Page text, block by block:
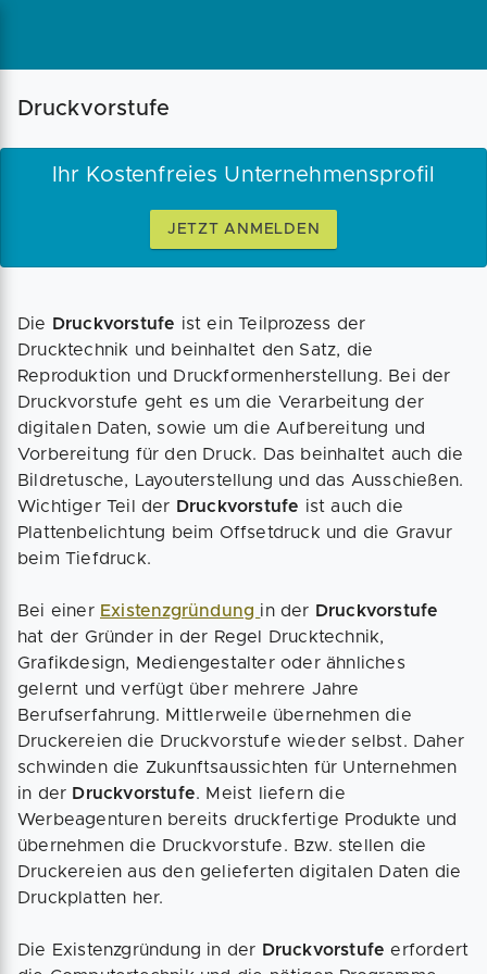
Magazin Businessplan Fördermittel
Druckvorstufe
Ihr Kostenfreies Unternehmensprofil
JETZT ANMELDEN
Die Druckvorstufe ist ein Teilprozess der
Drucktechnik und beinhaltet den Satz, die
Reproduktion und Druckformenherstellung. Bei der
Druckvorstufe geht es um die Verarbeitung der
digitalen Daten, sowie um die Aufbereitung und
Vorbereitung für den Druck. Das beinhaltet auch die
Bildretusche, Layouterstellung und das Ausschießen.
Wichtiger Teil der Druckvorstufe ist auch die
Plattenbelichtung beim Offsetdruck und die Gravur
beim Tiefdruck.
Bei einer Existenzgründung in der Druckvorstufe
hat der Gründer in der Regel Drucktechnik,
Grafikdesign, Mediengestalter oder ähnliches
gelernt und verfügt über mehrere Jahre
Berufserfahrung. Mittlerweile übernehmen die
Druckereien die Druckvorstufe wieder selbst. Daher
schwinden die Zukunftsaussichten für Unternehmen
in der Druckvorstufe. Meist liefern die
Werbeagenturen bereits druckfertige Produkte und
übernehmen die Druckvorstufe. Bzw. stellen die
Druckereien aus den gelieferten digitalen Daten die
Druckplatten her.
Die Existenzgründung in der Druckvorstufeerfordert